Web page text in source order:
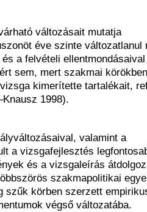
változásait mutatja
éve szinte változatlanul
a felvételi
sem, mert szakmai
kimerítette tartalékait,
1998).
valamint a
a vizsgafejlesztés
és a vizsgaleírás
szakmapolitikai
szűk körben szerzett
végső változatába.